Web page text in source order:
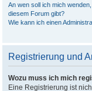
An wen soll ich mich
diesem Forum gibt?
Wie kann ich einen
Registrierung und
Wozu muss ich mich
Eine Registrierung ist